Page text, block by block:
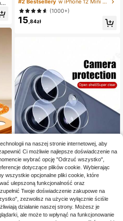
6
o
1
ax/17 Air/15/14/13/12/11, akcesoriu
m szklane na tylny obiektyw, odpor
ne na wstrząsy
#2 Bestsellery
w iPhone 12 Mini Ochraniacze na soczewki
(1000+)
15 ,84zł
1 zestaw folii ochronnej na obiekty
w tylnego aparatu o wysokiej rozdz
ielczości, folia ze szkła hartowaneg
o, kompatybilna z 'em 16/16 Pro, 16
Plus/16 Pro Max, 15 Pro, 15 Plus/15
Pro Max, 14 Plus/14 Pro/14 Pro Ma
15,85zł
na naszej stronie internetowej, aby
Ci możliwie najlepsze doświadczenie na
wybrać opcję "Odrzuć wszystko",
dotyczące plików cookie. Wybierając
wszystkie opcjonalne pliki cookie, które
ulepszoną funkcjonalność oraz
Twoje doświadczenie zakupowe na
zezwolisz na użycie wyłącznie ściśle
działanie naszej strony. Możesz je
ale może to wpłynąć na funkcjonowanie